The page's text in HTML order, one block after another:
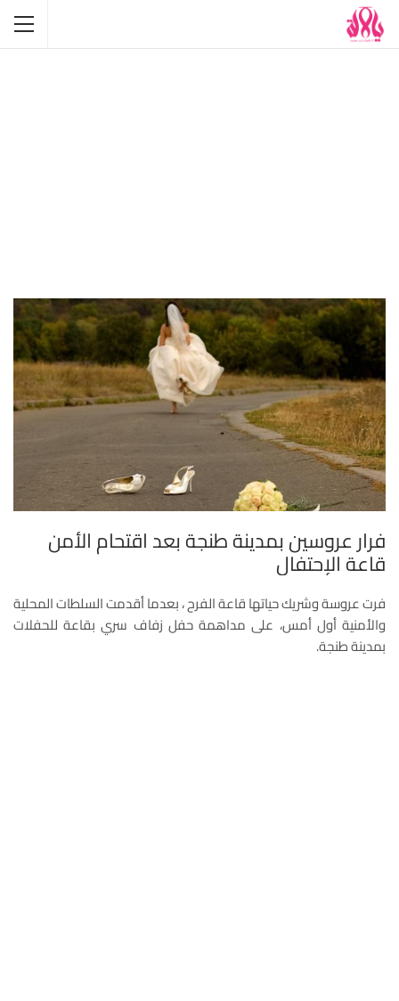
فرار عروسين بمدينة طنجة بعد اقتحام الأمن
قاعة الإحتفال
فرت عروسة وشريك حياتها قاعة الفرح ، بعدما أقدمت السلطات المحلية
والأمنية أول أمس، على مداهمة حفل زفاف سري بقاعة للحفلات
بمدينة طنجة.